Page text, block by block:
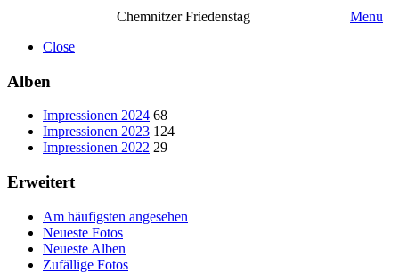
Chemnitzer Friedenstag
Menu
Close
Alben
Impressionen 2024 68
Impressionen 2023 124
Impressionen 2022 29
Erweitert
Am häufigsten angesehen
Neueste Fotos
Neueste Alben
Zufällige Fotos